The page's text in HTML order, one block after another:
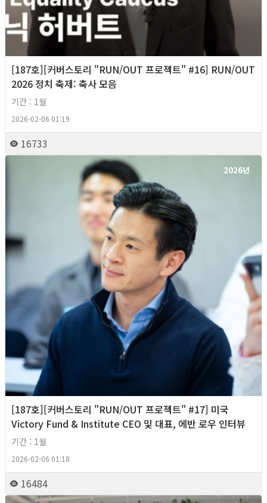
[187호][커버스토리 "RUN/OUT 프로젝트" #16] RUN/OUT
2026 정치 축제: 축사 모음
기간 : 1월
2026-02-06 01:19
16733
2026년
[187호][커버스토리 "RUN/OUT 프로젝트" #17] 미국
Victory Fund & Institute CEO 및 대표, 에반 로우 인터뷰
기간 : 1월
2026-02-06 01:18
16484